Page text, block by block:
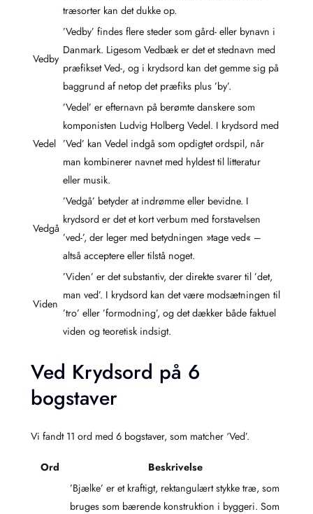
træsorter kan det dukke op.
Vedby
’Vedby’ findes flere steder som gård- eller bynavn i
Danmark. Ligesom Vedbæk er det et stednavn med
præfikset Ved-, og i krydsord kan det gemme sig på
baggrund af netop det præfiks plus ’by’.
Vedel
’Vedel’ er efternavn på berømte danskere som
komponisten Ludvig Holberg Vedel. I krydsord med
’Ved’ kan Vedel indgå som opdigtet ordspil, når
man kombinerer navnet med hyldest til litteratur
eller musik.
Vedgå
’Vedgå’ betyder at indrømme eller bevidne. I
krydsord er det et kort verbum med forstavelsen
’ved-’, der leger med betydningen »tage ved« –
altså acceptere eller tilstå noget.
Viden
’Viden’ er det substantiv, der direkte svarer til ’det,
man ved’. I krydsord kan det være modsætningen til
’tro’ eller ’formodning’, og det dækker både faktuel
viden og teoretisk indsigt.
Ved Krydsord på 6
bogstaver
Vi fandt 11 ord med 6 bogstaver, som matcher ‘Ved’.
Ord Beskrivelse
’Bjælke’ er et kraftigt, rektangulært stykke træ, som
bruges som bærende konstruktion i byggeri. Som